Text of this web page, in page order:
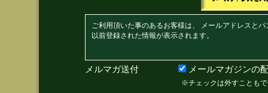
ご利用頂いた事のあるお客様は、 メールアドレスと
以前登録された情報が表示されます。
メルマガ送付 メールマガジンの
※チェックは外すことも